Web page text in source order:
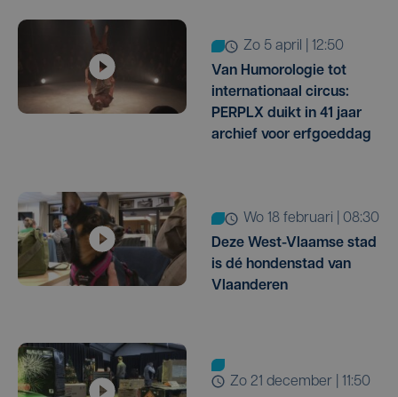
zo 5 april | 12:50
Van Humorologie tot
internationaal circus:
PERPLX duikt in 41 jaar
archief voor erfgoeddag
wo 18 februari | 08:30
Deze West-Vlaamse stad
is dé hondenstad van
Vlaanderen
zo 21 december | 11:50